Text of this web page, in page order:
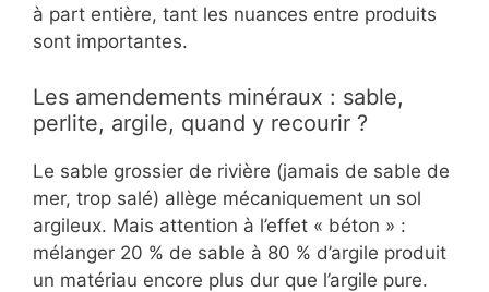
à part entière, tant les nuances entre produits
sont importantes.
Les amendements minéraux : sable,
perlite, argile, quand y recourir ?
Le sable grossier de rivière (jamais de sable de
mer, trop salé) allège mécaniquement un sol
argileux. Mais attention à l’effet « béton » :
mélanger 20 % de sable à 80 % d’argile produit
un matériau encore plus dur que l’argile pure.